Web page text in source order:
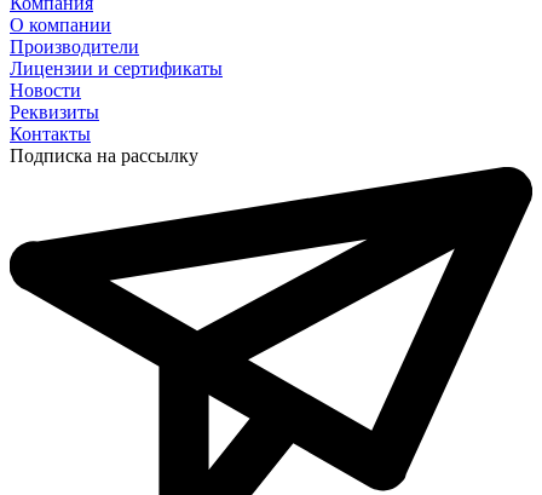
О компании
Производители
Лицензии и сертификаты
Новости
Реквизиты
Контакты
Подписка на рассылку